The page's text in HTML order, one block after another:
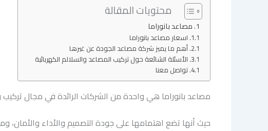
محتويات المقالة
مصاعد بانوراما
اسعار مصاعد بانوراما
أهم ما يميز شركة مصاعد الجودة عن غيرها
الأسئلة الشائعة حول تركيب المصاعد والسلالم الكهربائية
تواصل معنا
مصاعد بانوراما هي واحدة من الشركات الرائدة في مجال تركيب
حيث أنها تضع اهتمامها على جودة التصميم والأداء والأمان،